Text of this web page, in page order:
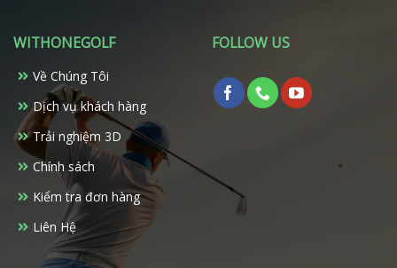
WITHONEGOLF
Về Chúng Tôi
Dịch vụ khách hàng
Trải nghiệm 3D
Chính sách
Kiểm tra đơn hàng
Liên Hệ
FOLLOW US